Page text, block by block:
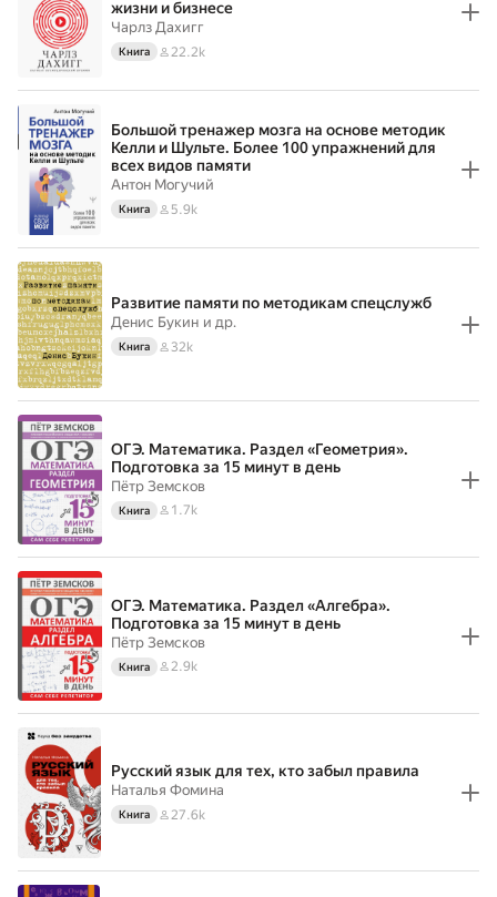
жизни и бизнесе
Чарлз Дахигг
Книга 22.2k
Большой тренажер мозга на основе методик
Келли и Шульте. Более 100 упражнений для
всех видов памяти
Антон Могучий
Книга 5.9k
Развитие памяти по методикам спецслужб
Денис Букин и др.
Книга 32k
ОГЭ. Математика. Раздел «Геометрия».
Подготовка за 15 минут в день
Пётр Земсков
Книга 1.7k
ОГЭ. Математика. Раздел «Алгебра».
Подготовка за 15 минут в день
Пётр Земсков
Книга 2.9k
Русский язык для тех, кто забыл правила
Наталья Фомина
Книга 27.6k